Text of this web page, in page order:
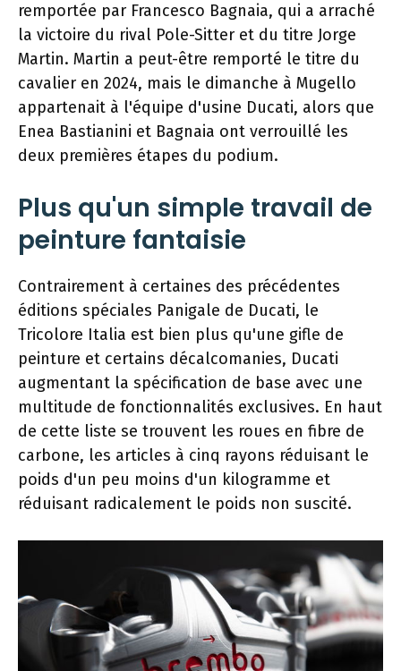
remportée par Francesco Bagnaia, qui a arraché
la victoire du rival Pole-Sitter et du titre Jorge
Martin. Martin a peut-être remporté le titre du
cavalier en 2024, mais le dimanche à Mugello
appartenait à l'équipe d'usine Ducati, alors que
Enea Bastianini et Bagnaia ont verrouillé les
deux premières étapes du podium.
Plus qu'un simple travail de
peinture fantaisie
Contrairement à certaines des précédentes
éditions spéciales Panigale de Ducati, le
Tricolore Italia est bien plus qu'une gifle de
peinture et certains décalcomanies, Ducati
augmentant la spécification de base avec une
multitude de fonctionnalités exclusives. En haut
de cette liste se trouvent les roues en fibre de
carbone, les articles à cinq rayons réduisant le
poids d'un peu moins d'un kilogramme et
réduisant radicalement le poids non suscité.